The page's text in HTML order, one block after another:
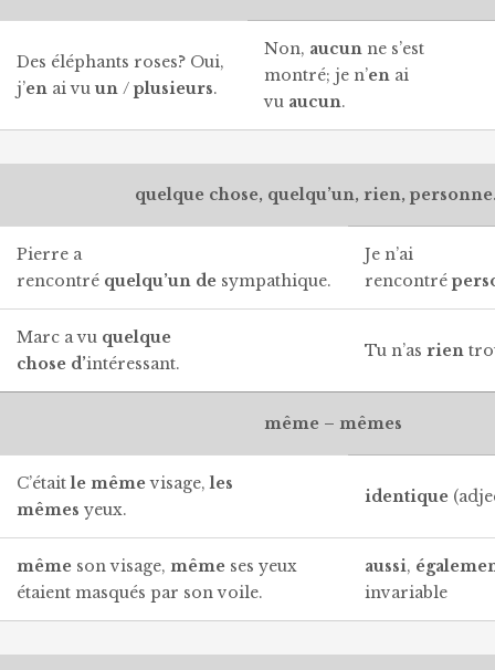
Des éléphants roses? Oui,
j’en ai vu un / plusieurs.
Non, aucun ne s’est
montré; je n’en ai
vu aucun.
quelque chose, quelqu’un, rien,
Pierre a
rencontré quelqu’un de sympathique.
Je n’ai
rencontré
Marc a vu quelque
chose d’intéressant.
Tu n’as rien
même – mêmes
C’étaitle mêmevisage,les
mêmes yeux.
identique
même son visage, même ses yeux
étaient masqués par son voile.
aussi,
invariable